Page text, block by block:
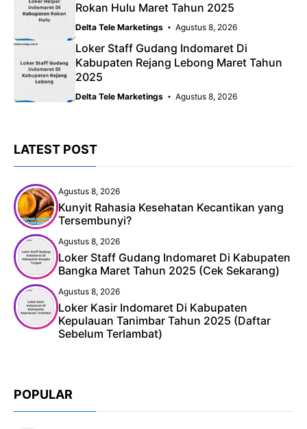
Rokan Hulu Maret Tahun 2025
Delta Tele Marketings Agustus 8, 2026
Loker Staff Gudang Indomaret Di
Kabupaten Rejang Lebong Maret Tahun
2025
Delta Tele Marketings Agustus 8, 2026
LATEST POST
Agustus 8, 2026
Kunyit Rahasia Kesehatan Kecantikan yang
Tersembunyi?
Agustus 8, 2026
Loker Staff Gudang Indomaret Di Kabupaten
Bangka Maret Tahun 2025 (Cek Sekarang)
Agustus 8, 2026
Loker Kasir Indomaret Di Kabupaten
Kepulauan Tanimbar Tahun 2025 (Daftar
Sebelum Terlambat)
POPULAR